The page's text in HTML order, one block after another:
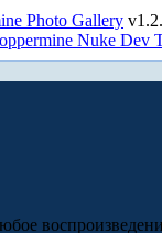
Photo Gallery
Nuke Dev